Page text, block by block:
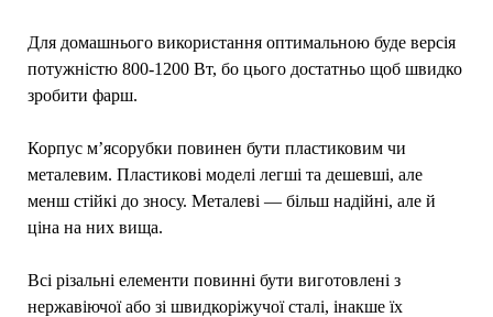
Для домашнього використання оптимальною буде версія
потужністю 800-1200 Вт, бо цього достатньо щоб швидко
зробити фарш.
Корпус м’ясорубки повинен бути пластиковим чи
металевим. Пластикові моделі легші та дешевші, але
менш стійкі до зносу. Металеві — більш надійні, але й
ціна на них вища.
Всі різальні елементи повинні бути виготовлені з
нержавіючої або зі швидкоріжучої сталі, інакше їх